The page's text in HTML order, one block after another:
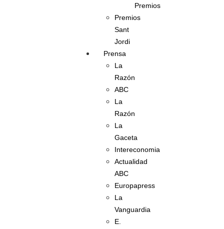
Premios
Premios
Sant
Jordi
Prensa
La
Razón
ABC
La
Razón
La
Gaceta
Intereconomia
Actualidad
ABC
Europapress
La
Vanguardia
E.